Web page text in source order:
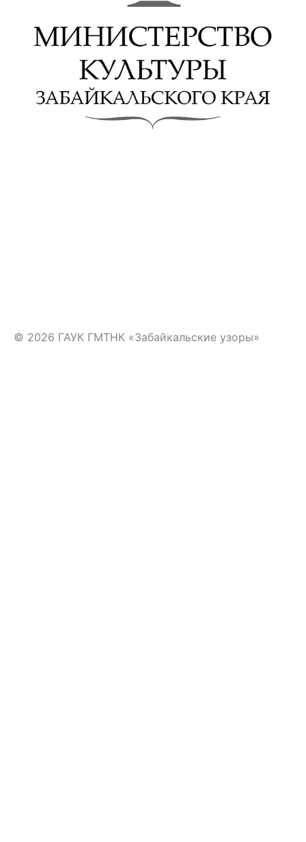
© 2026 ГАУК ГМТНК «Забайкальские узоры»